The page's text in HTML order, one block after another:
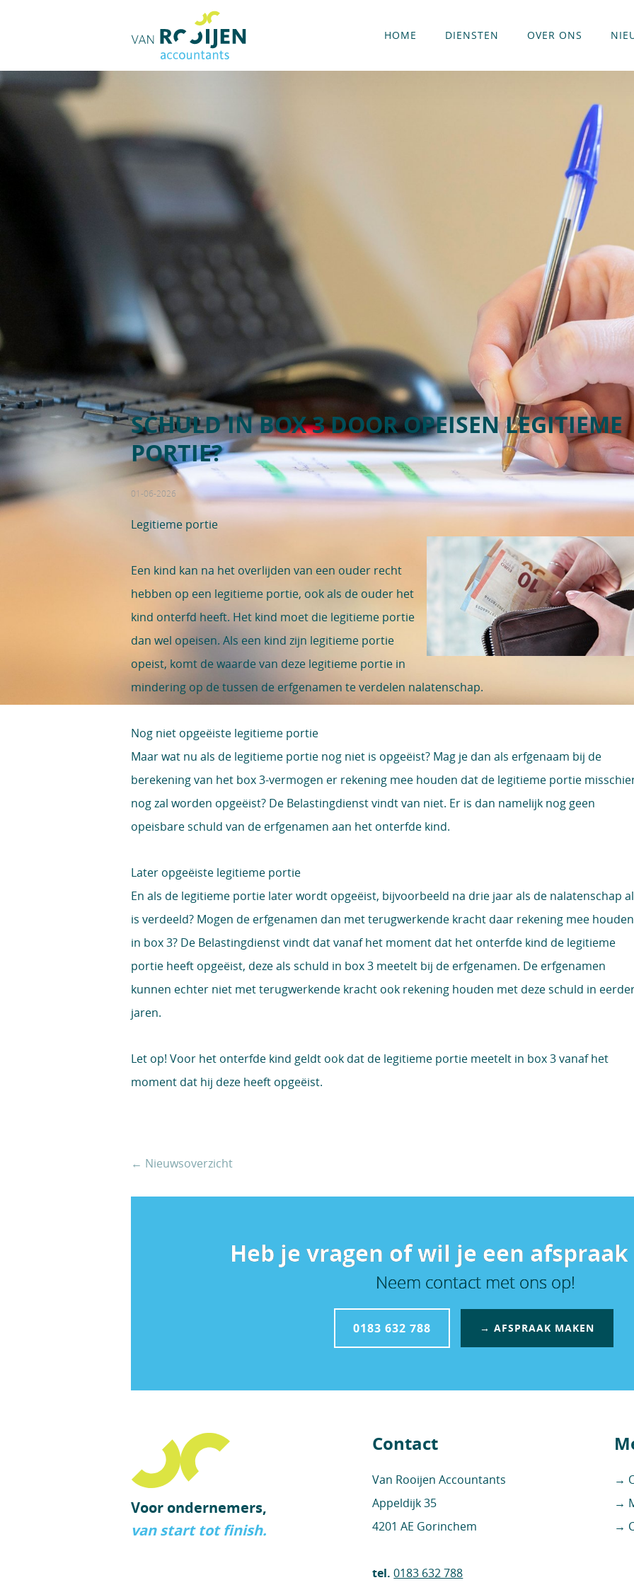
HOME DIENSTEN OVER ONS
SCHULD IN BOX 3 DOOR OPEISEN LEGITIEME
PORTIE?
01-06-2026
Legitieme portie
Een kind kan na het overlijden van een ouder recht
hebben op een legitieme portie, ook als de ouder het
kind onterfd heeft. Het kind moet die legitieme portie
dan wel opeisen. Als een kind zijn legitieme portie
opeist, komt de waarde van deze legitieme portie in
mindering op de tussen de erfgenamen te verdelen nalatenschap.
Nog niet opgeëiste legitieme portie
Maar wat nu als de legitieme portie nog niet is opgeëist? Mag je dan als erfgenaam bij de
berekening van het box 3-vermogen er rekening mee houden dat de legitieme portie
nog zal worden opgeëist? De Belastingdienst vindt van niet. Er is dan namelijk nog geen
opeisbare schuld van de erfgenamen aan het onterfde kind.
Later opgeëiste legitieme portie
En als de legitieme portie later wordt opgeëist, bijvoorbeeld na drie jaar als de nalatenschap al
is verdeeld? Mogen de erfgenamen dan met terugwerkende kracht daar rekening mee houden
in box 3? De Belastingdienst vindt dat vanaf het moment dat het onterfde kind de legitieme
portie heeft opgeëist, deze als schuld in box 3 meetelt bij de erfgenamen. De erfgenamen
kunnen echter niet met terugwerkende kracht ook rekening houden met deze schuld in
jaren.
Let op! Voor het onterfde kind geldt ook dat de legitieme portie meetelt in box 3 vanaf het
moment dat hij deze heeft opgeëist.
← Nieuwsoverzicht
Heb je vragen of wil je een
Neem contact met ons op!
0183 632 788 → AFSPRAAK MAKEN
Voor ondernemers,
van start tot finish.
Contact
Van Rooijen Accountants
Appeldijk 35
4201 AE Gorinchem
tel. 0183 632 788
→
→
→